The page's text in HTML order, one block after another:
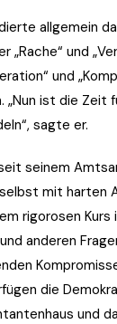
allgemein
„Rache“ und
und
„Nun ist die Zeit
sagte er.
seinem
mit harten
rigorosen Kurs
anderen
die
und